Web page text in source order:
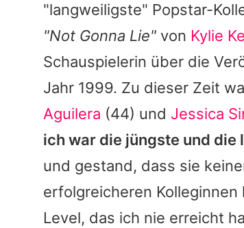
"langweiligste" Popstar-
"Not Gonna Lie" von Kylie
Schauspielerin über die
Jahr 1999. Zu dieser Zeit
Aguilera (44) und Jessica
ich war die jüngste und
und gestand, dass sie
erfolgreicheren
Level, das ich nie erreicht